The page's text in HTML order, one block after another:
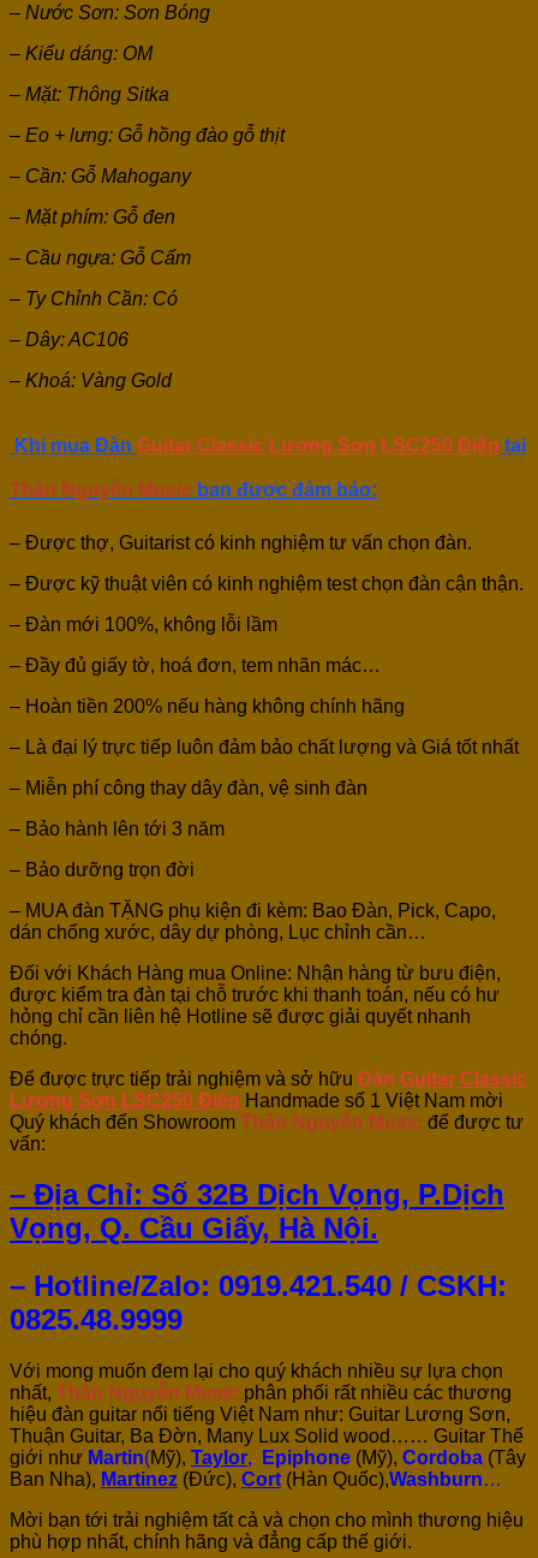
– Nước Sơn: Sơn Bóng
– Kiểu dáng: OM
– Mặt: Thông Sitka
– Eo + lưng: Gỗ hồng đào gỗ thịt
– Cần: Gỗ Mahogany
– Mặt phím: Gỗ đen
– Cầu ngựa: Gỗ Cẩm
– Ty Chỉnh Cần: Có
– Dây: AC106
– Khoá: Vàng Gold
Khi mua Đàn Guitar Classic Lương Sơn LSC250 Điệp tại
Thân Nguyễn Music bạn được đảm bảo:
– Được thợ, Guitarist có kinh nghiệm tư vấn chọn đàn.
– Được kỹ thuật viên có kinh nghiệm test chọn đàn cận thận.
– Đàn mới 100%, không lỗi lầm
– Đầy đủ giấy tờ, hoá đơn, tem nhãn mác…
– Hoàn tiền 200% nếu hàng không chính hãng
– Là đại lý trực tiếp luôn đảm bảo chất lượng và Giá tốt nhất
– Miễn phí công thay dây đàn, vệ sinh đàn
– Bảo hành lên tới 3 năm
– Bảo dưỡng trọn đời
– MUA đàn TẶNG phụ kiện đi kèm: Bao Đàn, Pick, Capo,
dán chống xước, dây dự phòng, Lục chỉnh cần…
Đối với Khách Hàng mua Online: Nhận hàng từ bưu điện,
được kiểm tra đàn tại chỗ trước khi thanh toán, nếu có hư
hỏng chỉ cần liên hệ Hotline sẽ được giải quyết nhanh
chóng.
Để được trực tiếp trải nghiệm và sở hữu Đàn Guitar Classic
Lương Sơn LSC250 Điệp Handmade số 1 Việt Nam mời
Quý khách đến Showroom Thân Nguyễn Music để được tư
vấn:
– Địa Chỉ: Số 32B Dịch Vọng, P.Dịch
Vọng, Q. Cầu Giấy, Hà Nội.
– Hotline/Zalo: 0919.421.540 / CSKH:
0825.48.9999
Với mong muốn đem lại cho quý khách nhiều sự lựa chọn
nhất, Thân Nguyễn Music phân phối rất nhiều các thương
hiệu đàn guitar nổi tiếng Việt Nam như: Guitar Lương Sơn,
Thuận Guitar, Ba Đờn, Many Lux Solid wood…… Guitar Thế
giới như Martin(Mỹ), Taylor, Epiphone (Mỹ), Cordoba (Tây
Ban Nha), Martinez (Đức), Cort (Hàn Quốc),Washburn…
Mời bạn tới trải nghiệm tất cả và chọn cho mình thương hiệu
phù hợp nhất, chính hãng và đẳng cấp thế giới.